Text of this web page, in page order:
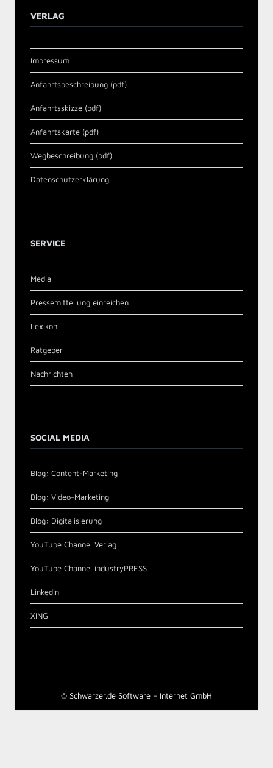
VERLAG
Impressum
Anfahrtsbeschreibung (pdf)
Anfahrtsskizze (pdf)
Anfahrtskarte (pdf)
Wegbeschreibung (pdf)
Datenschutzerklärung
SERVICE
Media
Pressemitteilung einreichen
Lexikon
Ratgeber
Nachrichten
SOCIAL MEDIA
Blog: Content-Marketing
Blog: Video-Marketing
Blog: Digitalisierung
YouTube Channel Verlag
YouTube Channel industryPRESS
LinkedIn
XING
© Schwarzer.de Software + Internet GmbH